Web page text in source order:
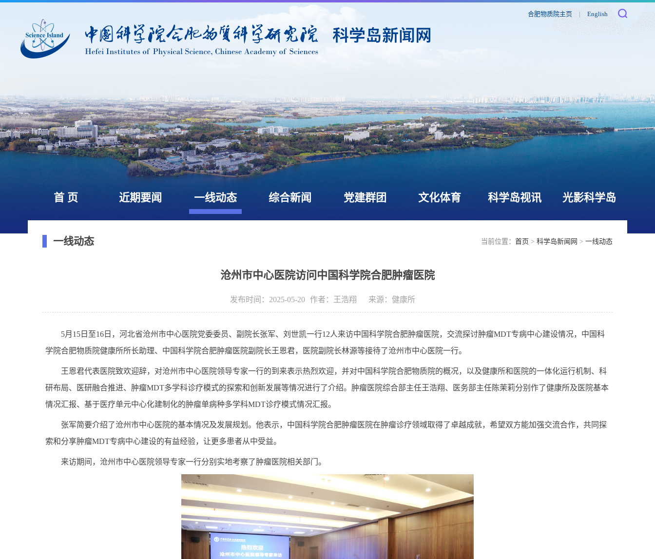
合肥物质院主页 | English
首 页 近期要闻 一线动态 综合新闻 党建群团 文化体育 科学岛视讯 光影科学岛
一线动态 当前位置： 首页 > 科学岛新闻网 > 一线动态
沧州市中心医院访问中国科学院合肥肿瘤医院
发布时间：2025-05-20 作者： 王浩翔 来源： 健康所
5月 15日至16 日，河北省沧州市中心医院党委委员、副院长张军、刘世凯一行12人来访中国科学院合肥肿瘤医院，交流探讨肿瘤MDT专病中心建设情况，中国科
学院合肥物质院健康所所长助理、中国科学院合肥肿瘤医院副院长王恩君，医院副院长林源等接待了沧州市中心医院一行。
王恩君代表医院致欢迎辞，对沧州市中心医院领导专家一行的到来表示热烈欢迎，并对中国科学院合肥物质院的概况，以及健康所和医院的一体化运行机制、科
研布局、医研融合推进、肿瘤MDT多学科诊疗模式的探索和创新发展等情况进行了介绍。肿瘤医院综合部主任王浩翔、医务部主任陈茉莉分别作了健康所及医院基本
情况汇报、基于医疗单元中心化建制化的肿瘤单病种多学科MDT诊疗模式情况汇报。
张军简要介绍了沧州市中心医院的基本情况及发展规划。他表示，中国科学院合肥肿瘤医院在肿瘤诊疗领域取得了卓越成就， 希望双方能加强交流合作，共同探
索和分享肿瘤MDT专病中心建设的有益经验，让更多患者从中受益。
来访期间，沧州市中心医院领导专家一行分别实地考察了肿瘤医院相关部门。